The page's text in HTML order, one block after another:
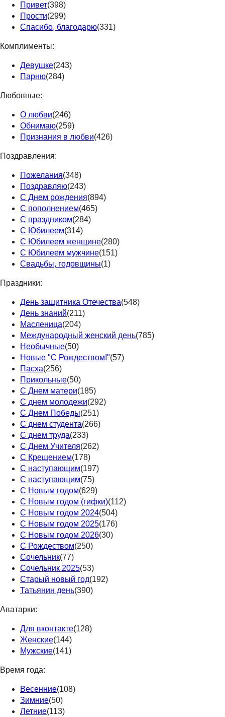
Привет(398)
Прости(299)
Спасибо, благодарю(331)
Комплименты:
Девушке(243)
Парню(284)
Любовные:
О любви(246)
Обнимаю(259)
Признания в любви(426)
Поздравления:
Пожелания(348)
Поздравляю(243)
С Днем рождения(894)
С пополнением(465)
С праздником(284)
С Юбилеем(314)
С Юбилеем женщине(280)
С Юбилеем мужчине(151)
Свадьбы, годовщины(1)
Праздники:
День защитника Отечества(548)
День знаний(211)
Масленица(204)
Международный женский день(785)
Необычные(50)
Новые "С Рождеством!"(57)
Пасха(256)
Прикольные(50)
С Днем матери(185)
С днем молодежи(292)
С Днем Победы(251)
С днем студента(266)
С днем труда(233)
С Днем Учителя(262)
С Крещением(178)
С наступающим(197)
С наступающим(75)
С Новым годом(629)
С Новым годом (гифки)(112)
С Новым годом 2024(504)
С Новым годом 2025(176)
С Новым годом 2026(30)
С Рождеством(250)
Сочельник(77)
Сочельник 2025(53)
Старый новый год(192)
Татьянин день(390)
Аватарки:
Для вконтакте(128)
Женские(144)
Мужские(141)
Время года:
Весенние(108)
Зимние(50)
Летние(113)